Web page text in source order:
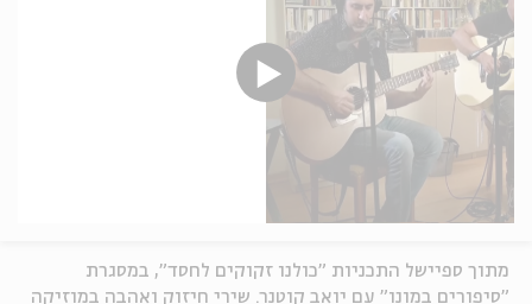
מתוך ספיישל התכניות "כולנו זקוקים לחסד", במסגרת
"סיפורים במונו" עם יואב קוטנר. שירי חיזוק ואהבה במוזיקה